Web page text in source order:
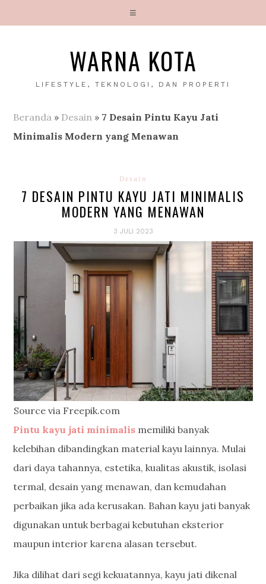
WARNA KOTA
LIFESTYLE, TEKNOLOGI, DAN PROPERTI
Beranda » Desain » 7 Desain Pintu Kayu Jati
Minimalis Modern yang Menawan
Desain
7 DESAIN PINTU KAYU JATI MINIMALIS
MODERN YANG MENAWAN
3 JULI 2023
Source via Freepik.com
Pintu kayu jati minimalis memiliki banyak
kelebihan dibandingkan material kayu lainnya. Mulai
dari daya tahannya, estetika, kualitas akustik, isolasi
termal, desain yang menawan, dan kemudahan
perbaikan jika ada kerusakan. Bahan kayu jati banyak
digunakan untuk berbagai kebutuhan eksterior
maupun interior karena alasan tersebut.
Jika dilihat dari segi kekuatannya, kayu jati dikenal